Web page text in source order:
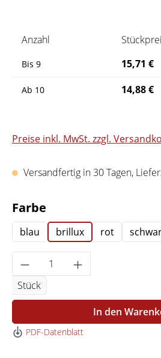
Anzahl
Bis 9 15,71 €
Ab 10 14,88 €
Preise inkl. MwSt. zzgl.
Versandfertig in 30 Tagen,
Farbe
blau brillux rot
Produkt Anzahl: Gib
Stück
In den
PDF-Datenblatt